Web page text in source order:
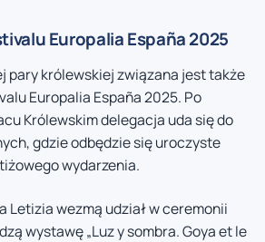
Europalia España 2025
pary królewskiej związana jest także
Europalia España 2025. Po
Królewskim delegacja uda się do
gdzie odbędzie się uroczyste
wydarzenia.
Letizia wezmą udział w ceremonii
wystawę „Luz y sombra. Goya et le